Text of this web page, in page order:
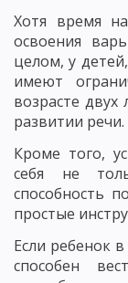
Хотя время
освоения
целом, у
имеют
возрасте
развитии речи.
Кроме того,
себя не
способность
простые
Если ребенок
способен